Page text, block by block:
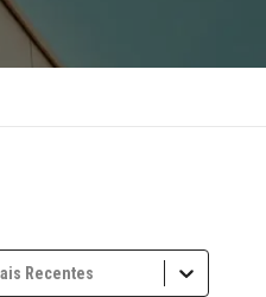
Recentes